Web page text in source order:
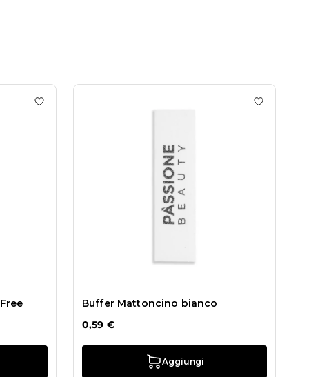
Aggiungi alla wishlist Binder 10 ml - Primer Acid Free
Buffer Mattoncino bianco
0,59 €
Aggiungi
Aggiungi